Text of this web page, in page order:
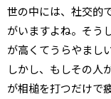
世の中には、社交的
がいますよね。そう
が高くてうらやまし
しかし、もしその人
が相槌を打つだけで